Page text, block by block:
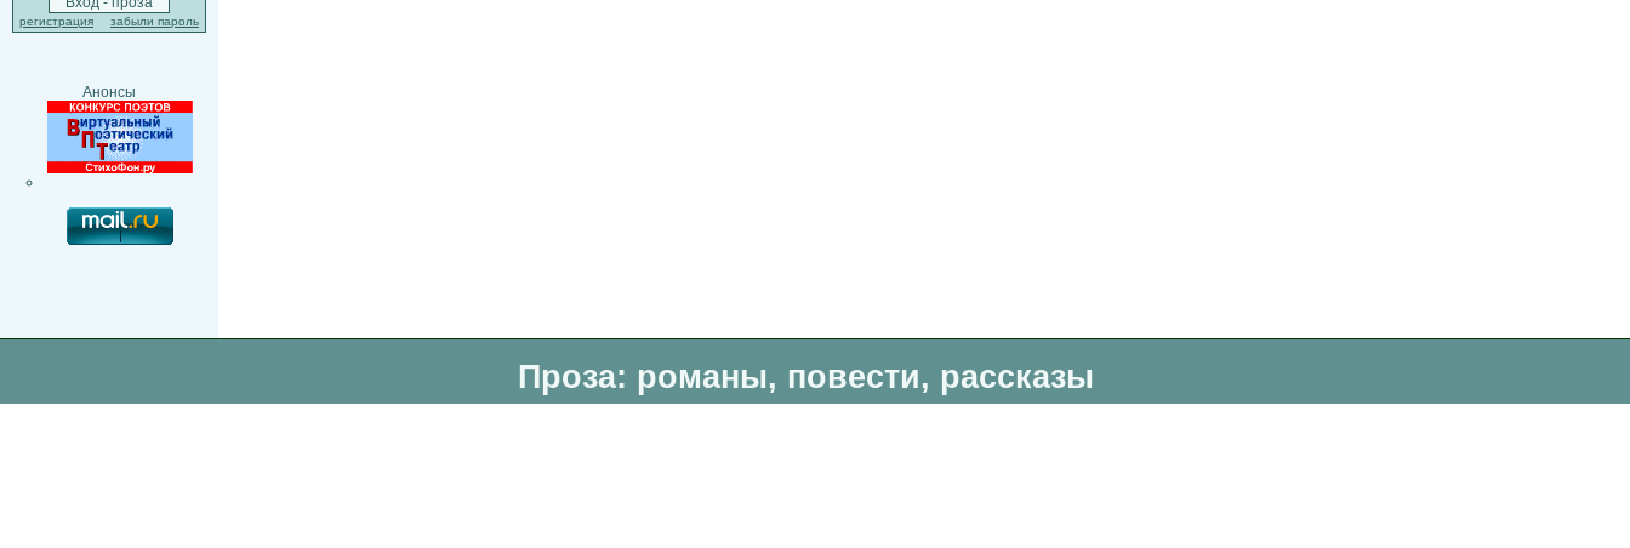
регистрация забыли пароль
Анонсы
Проза: романы, повести, рассказы